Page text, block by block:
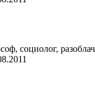
социолог,